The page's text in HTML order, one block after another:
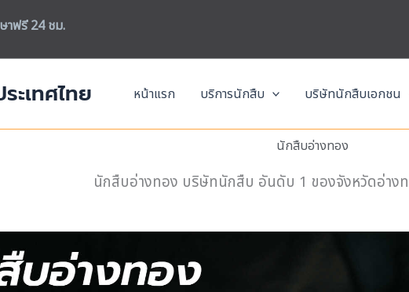
าฟรี 24 ชม.
ะเทศไทย หน้าแรก บริการนักสืบ บริษัทนักสืบเอกชน
นักสืบอ่างทอง
นักสืบอ่างทอง บริษัทนักสืบ อันดับ 1 ของจังหวัดอ่าง